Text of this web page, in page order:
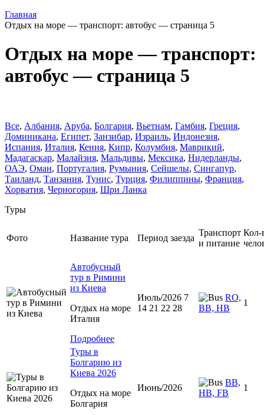
Главная
Отдых на море — транспорт: автобус — страница 5
Отдых на море — транспорт:
автобус — страница 5
Все, Албания, Аруба, Болгария, Вьетнам, Гамбия, Греция,
Доминиканa, Египет, Занзибар, Израиль, Индонезия,
Испания, Италия, Кения, Кипр, Колумбия, Маврикий,
Мадагаскар, Малайзия, Мальдивы, Мексика, Нидерланды,
ОАЭ, Оман, Португалия, Румыния, Сейшелы, Сингапур,
Таиланд, Танзания, Тунис, Турция, Филиппины, Франция,
Хорватия, Черногория, Шри Ланка
Туры
Фото Название тура Период заезда
Транспорт
и питание
Кол-
Автобусный
тур в Римини
из Киева
Отдых на море
Италия
Подробнее
Июль/2026 7
14 21 22 28
RO,
BB, HB
1
Туры в
Болгарию из
Киева 2026
Отдых на море
Болгария
Июнь/2026
BB,
HB, FB
1